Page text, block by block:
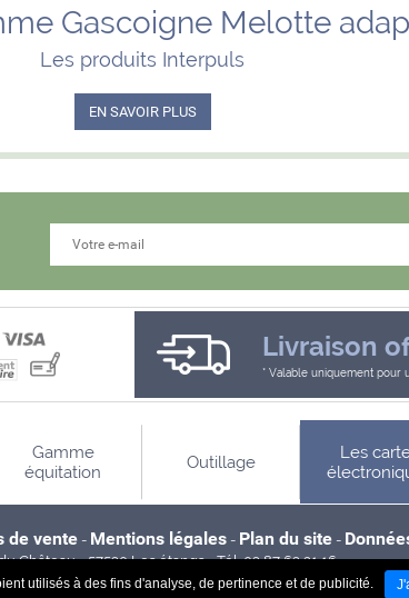
Gascoigne Melotte
Les produits Interpuls
EN SAVOIR PLUS
Livraison
Valable uniquement pour
Gamme
équitation
Outillage
Les
de vente - Mentions légales - Plan du site -
Château - 57530 Les étangs - Tél. 03 87 63 21 16
utilisés à des fins d'analyse, de pertinence et de publicité.